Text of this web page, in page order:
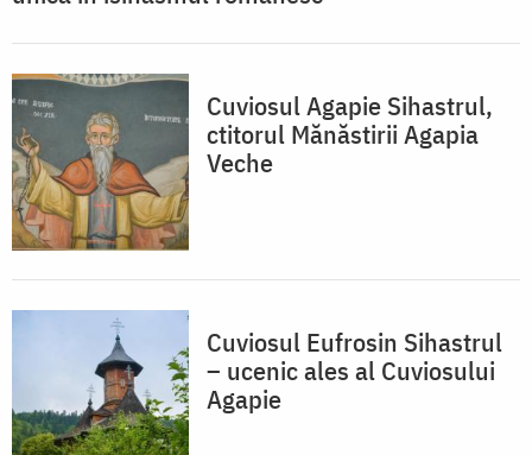
Cuviosul Agapie Sihastrul,
ctitorul Mănăstirii Agapia
Veche
Cuviosul Eufrosin Sihastrul
– ucenic ales al Cuviosului
Agapie